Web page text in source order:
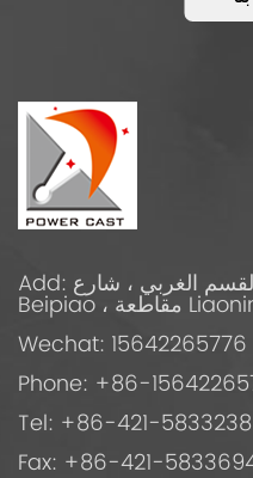
Add: رقم 30 ، القسم الغربي ، شارع Qiaobei ، مدينة
Wechat: 15642265776
Phone: +86-
Tel: +86-421-5833238
Fax: +86-421-